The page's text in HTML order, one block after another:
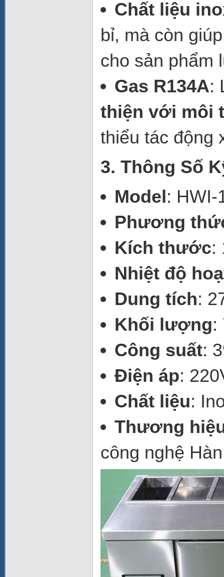
Chất liệu
bỉ, mà còn
cho sản phẩm
Gas R134A:
thiện với môi
thiểu tác động
3. Thông Số
Model: HWI-
Phương
Kích thước:
Nhiệt độ
Dung tích:
Khối lượng:
Công suất:
Điện áp:
Chất liệu:
Thương
công nghệ